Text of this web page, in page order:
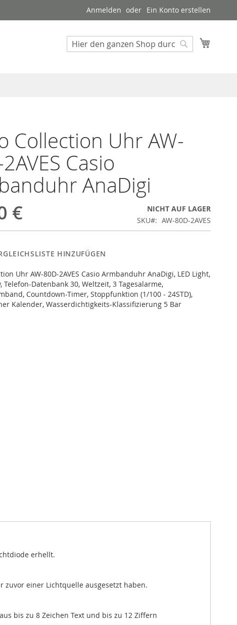
Anmelden Ein Konto erstellen
Suche
Collection Uhr AW-
Casio
AnaDigi
€
NICHT AUF LAGER
SKU
AW-80D-2AVES
HINZUFÜGEN
Uhr AW-80D-2AVES Casio Armbanduhr AnaDigi, LED Light,
Telefon-Datenbank 30, Weltzeit, 3 Tagesalarme,
Countdown-Timer, Stoppfunktion (1/100 - 24STD),
Kalender, Wasserdichtigkeits-Klassifizierung 5 Bar
erhellt.
einer Lichtquelle ausgesetzt haben.
bis zu 8 Zeichen Text und bis zu 12 Ziffern